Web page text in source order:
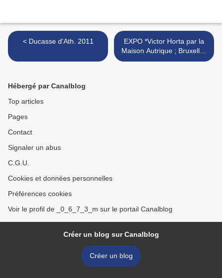
< Ducasse d'Ath. 2011
EXPO *Victor Horta par la
Maison Autrique ; Bruxelles
>
Hébergé par Canalblog
Top articles
Pages
Contact
Signaler un abus
C.G.U.
Cookies et données personnelles
Préférences cookies
Voir le profil de _0_6_7_3_m sur le portail Canalblog
Créer un blog sur Canalblog
Créer un blog